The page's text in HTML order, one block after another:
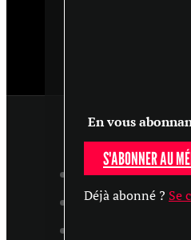
ARTICLES
MASTERCLASS
En vous
S'ABONNER AU
Déjà abonné ? Se